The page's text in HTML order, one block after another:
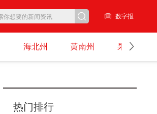
数字报
海北州 黄南州 果洛州
热门排行